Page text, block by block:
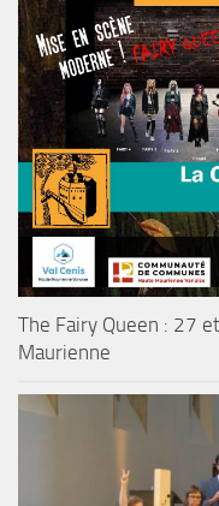
The Fairy Queen : 27
Maurienne